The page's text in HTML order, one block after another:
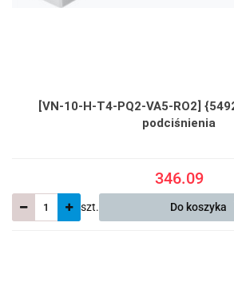
[VN-10-H-T4-PQ2-VA5-RO2]
podciśnienia
346.09
szt. Do koszyka